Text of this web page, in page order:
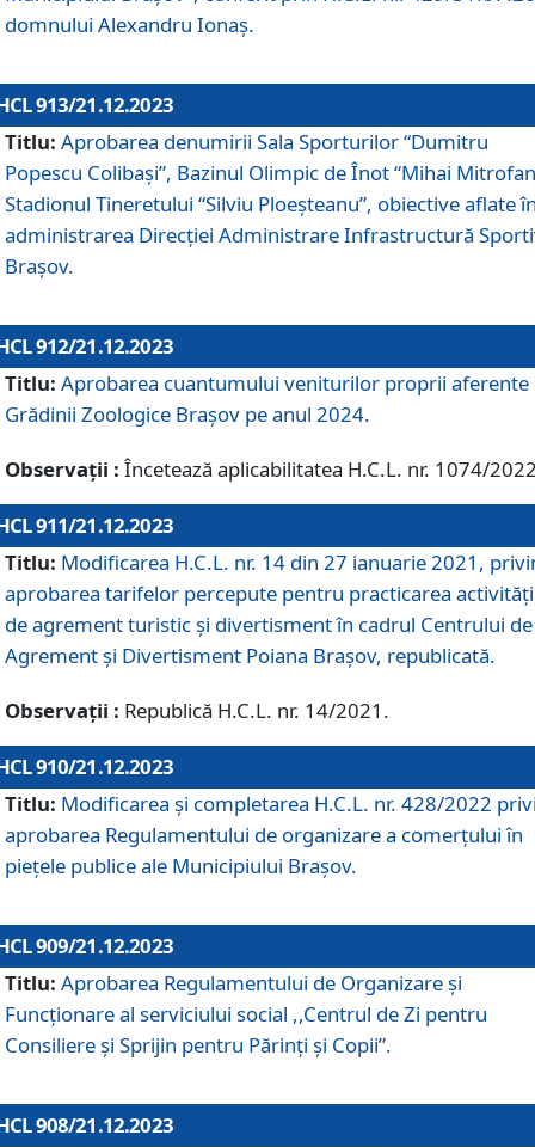
domnului Alexandru Ionaș.
913/21.12.2023
Titlu: Aprobarea denumirii Sala Sporturilor “Dumitru
Popescu Colibași”, Bazinul Olimpic de Înot “Mihai
Stadionul Tineretului “Silviu Ploeșteanu”, obiective aflate
administrarea Direcției Administrare Infrastructură
Brașov.
912/21.12.2023
Titlu: Aprobarea cuantumului veniturilor proprii aferente
Grădinii Zoologice Braşov pe anul 2024.
Observații : Încetează aplicabilitatea H.C.L. nr. 1074/
911/21.12.2023
Titlu: Modificarea H.C.L. nr. 14 din 27 ianuarie 2021,
aprobarea tarifelor percepute pentru practicarea
de agrement turistic și divertisment în cadrul Centrului de
Agrement și Divertisment Poiana Brașov, republicată.
Observații : Republică H.C.L. nr. 14/2021.
910/21.12.2023
Titlu: Modificarea și completarea H.C.L. nr. 428/2022
aprobarea Regulamentului de organizare a comerțului în
piețele publice ale Municipiului Braşov.
909/21.12.2023
Titlu: Aprobarea Regulamentului de Organizare și
Funcționare al serviciului social ,,Centrul de Zi pentru
Consiliere şi Sprijin pentru Părinţi şi Copii”.
908/21.12.2023